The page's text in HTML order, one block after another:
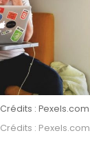
Crédits : Pexels.com
Crédits : Pexels.com